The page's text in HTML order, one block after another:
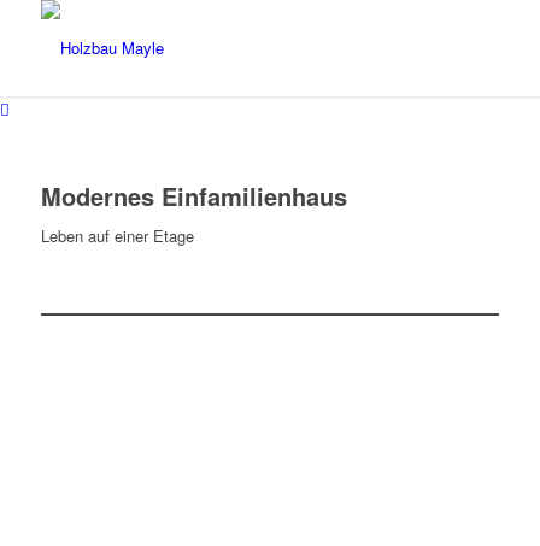
Modernes Einfamilienhaus
Leben auf einer Etage